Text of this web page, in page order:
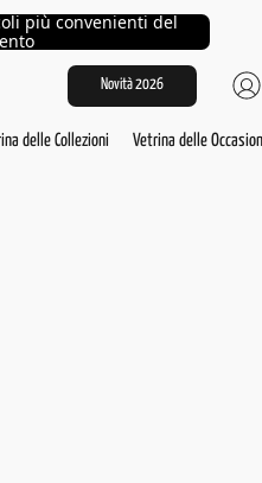
più convenienti del
Novità 2026
delle Collezioni Vetrina delle